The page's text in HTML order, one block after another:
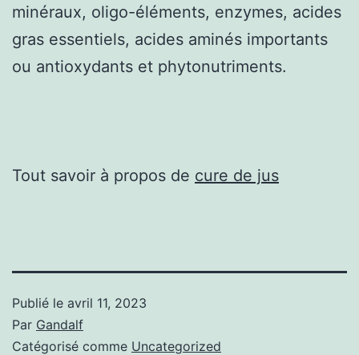
minéraux, oligo-éléments, enzymes, acides
gras essentiels, acides aminés importants
ou antioxydants et phytonutriments.
Tout savoir à propos de cure de jus
Publié le avril 11, 2023
Par Gandalf
Catégorisé comme Uncategorized